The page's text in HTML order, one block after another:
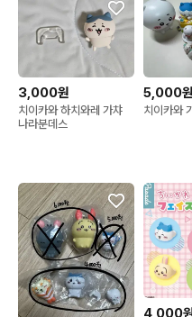
3,000원
치이카와 하치와레 가챠
나라분데스
5,000원
치이카와
4,000